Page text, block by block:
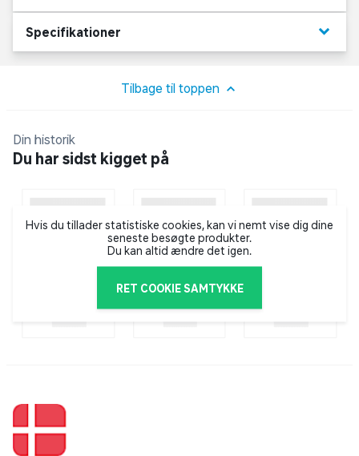
hyggelig dag med perler.
Specifikationer keyboard_arrow_down
Tilbage til toppen
Din historik
Du har sidst kigget på
Hvis du tillader statistiske cookies, kan vi nemt vise dig dine
seneste besøgte produkter.
Du kan altid ændre det igen.
RET COOKIE SAMTYKKE